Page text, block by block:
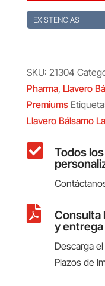
EXISTENCIAS
SKU: 21304
Pharma, Llavero
Premiums
Llavero Bálsamo
 Todos
 Consulta
y entrega
Descarga
Plazos de